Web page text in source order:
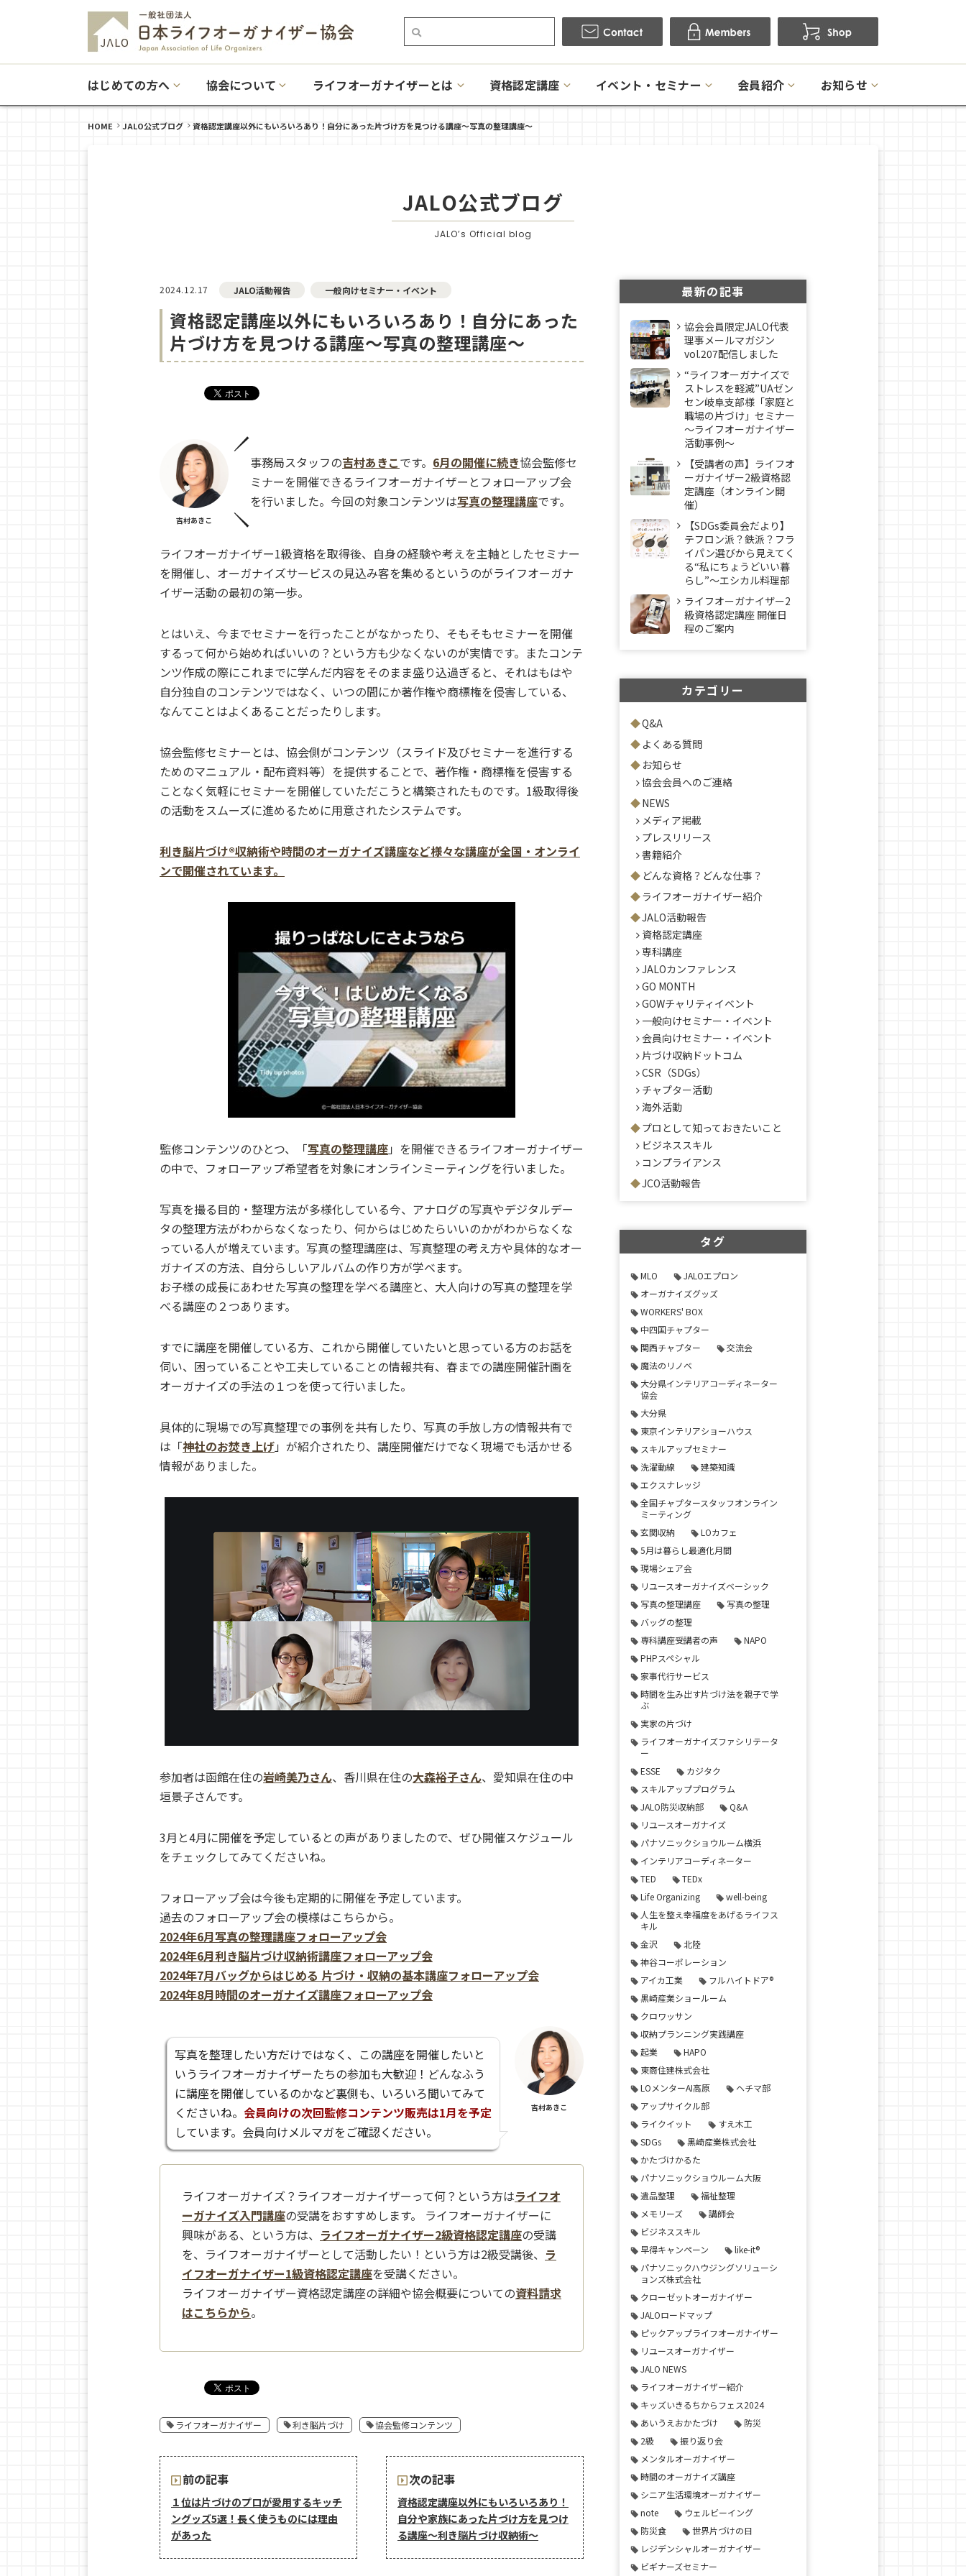
はじめての方へ 協会について ライフオーガナイザーとは 資格認定講座 イベント・セミナー 会員紹介 お知らせ
HOME JALO公式ブログ 資格認定講座以外にもいろいろあり！自分にあった片づけ方を見つける講座〜写真の整理講座〜
JALO公式ブログ
JALO’s Official blog
2024.12.17 JALO活動報告 一般向けセミナー・イベント
資格認定講座以外にもいろいろあり！自分にあった
片づけ方を見つける講座〜写真の整理講座〜
吉村あきこ
事務局スタッフの吉村あきこです。 6月の開催に続き協会監修セ
ミナーを開催できるライフオーガナイザーとフォローアップ会
を行いました。今回の対象コンテンツは写真の整理講座です。
ライフオーガナイザー1級資格を取得後、自身の経験や考えを主軸としたセミナー
を開催し、オーガナイズサービスの見込み客を集めるというのがライフオーガナ
イザー活動の最初の第一歩。
とはいえ、今までセミナーを行ったことがなかったり、そもそもセミナーを開催
するって何から始めればいいの？という方も少なくないのが実情です。またコンテ
ンツ作成の際にこれまでに学んだ内容をそのまま盛り込過ぎると、それはもはや
自分独自のコンテンツではなく、いつの間にか著作権や商標権を侵害している、
なんてことはよくあることだったりします。
協会監修セミナーとは、協会側がコンテンツ（スライド及びセミナーを進行する
ためのマニュアル・配布資料等）を提供することで、著作権・商標権を侵害する
ことなく気軽にセミナーを開催していただこうと構築されたものです。1級取得後
の活動をスムーズに進めるために用意されたシステムです。
利き脳片づけ®収納術や時間のオーガナイズ講座など様々な講座が全国・オンライ
ンで開催されています。
監修コンテンツのひとつ、「写真の整理講座」を開催できるライフオーガナイザー
の中で、フォローアップ希望者を対象にオンラインミーティングを行いました。
写真を撮る目的・整理方法が多様化している今、アナログの写真やデジタルデー
タの整理方法がわからなくなったり、何からはじめたらいいのかがわからなくな
っている人が増えています。写真の整理講座は、写真整理の考え方や具体的なオー
ガナイズの方法、自分らしいアルバムの作り方が学べます。
お子様の成長にあわせた写真の整理を学べる講座と、大人向けの写真の整理を学
べる講座の２つあります。
すでに講座を開催している方、これから開催していたいと思っている方のお話を
伺い、困っていることや工夫していることの情報共有、春までの講座開催計画を
オーガナイズの手法の１つを使って行いました。
具体的に現場での写真整理での事例を共有したり、写真の手放し方の情報共有で
は「神社のお焚き上げ」が紹介されたり、講座開催だけでなく現場でも活かせる
情報がありました。
参加者は函館在住の岩崎美乃さん、香川県在住の大森裕子さん、愛知県在住の中
垣景子さんです。
3月と4月に開催を予定しているとの声がありましたので、ぜひ開催スケジュール
をチェックしてみてくださいね。
フォローアップ会は今後も定期的に開催を予定しています。
過去のフォローアップ会の模様はこちらから。
2024年6月写真の整理講座フォローアップ会
2024年6月利き脳片づけ収納術講座フォローアップ会
2024年7月バッグからはじめる 片づけ・収納の基本講座フォローアップ会
2024年8月時間のオーガナイズ講座フォローアップ会
写真を整理したい方だけではなく、この講座を開催したいと
いうライフオーガナイザーたちの参加も大歓迎！どんなふう
に講座を開催しているのかなど裏側も、いろいろ聞いてみて
くださいね。 会員向けの次回監修コンテンツ販売は1月を予定
しています。会員向けメルマガをご確認ください。
吉村あきこ
ライフオーガナイズ？ライフオーガナイザーって何？という方はライフオ
ーガナイズ入門講座の受講をおすすめします。 ライフオーガナイザーに
興味がある、という方は、 ライフオーガナイザー2級資格認定講座の受講
を、ライフオーガナイザーとして活動したい！という方は2級受講後、 ラ
イフオーガナイザー1級資格認定講座を受講ください。
ライフオーガナイザー資格認定講座の詳細や協会概要についての資料請求
はこちらから。
ライフオーガナイザー 利き脳片づけ 協会監修コンテンツ
前の記事
１位は片づけのプロが愛用するキッチ
ングッズ5選！長く使うものには理由
があった
次の記事
資格認定講座以外にもいろいろあり！
自分や家族にあった片づけ方を見つけ
る講座〜利き脳片づけ収納術〜
最新の記事
協会会員限定JALO代表
理事メールマガジン
vol.207配信しました
“ライフオーガナイズで
ストレスを軽減”UAゼン
セン岐阜支部様「家庭と
職場の片づけ」セミナー
～ライフオーガナイザー
活動事例〜
【受講者の声】ライフオ
ーガナイザー2級資格認
定講座（オンライン開
催）
【SDGs委員会だより】
テフロン派？鉄派？フラ
イパン選びから見えてく
る“私にちょうどいい暮
らし”～エシカル料理部
ライフオーガナイザー2
級資格認定講座 開催日
程のご案内
カテゴリー
Q&A
よくある質問
お知らせ
協会会員へのご連絡
NEWS
メディア掲載
プレスリリース
書籍紹介
どんな資格？どんな仕事？
ライフオーガナイザー紹介
JALO活動報告
資格認定講座
専科講座
JALOカンファレンス
GO MONTH
GOWチャリティイベント
一般向けセミナー・イベント
会員向けセミナー・イベント
片づけ収納ドットコム
CSR（SDGs）
チャプター活動
海外活動
プロとして知っておきたいこと
ビジネススキル
コンプライアンス
JCO活動報告
タグ
MLO
JALOエプロン
オーガナイズグッズ
WORKERS' BOX
中四国チャプター
関西チャプター
交流会
魔法のリノベ
大分県インテリアコーディネーター
協会
大分県
東京インテリアショーハウス
スキルアップセミナー
洗濯動線
建築知識
エクスナレッジ
全国チャプタースタッフオンライン
ミーティング
玄関収納
LOカフェ
5月は暮らし最適化月間
現場シェア会
リユースオーガナイズベーシック
写真の整理講座
写真の整理
バッグの整理
専科講座受講者の声
NAPO
PHPスペシャル
家事代行サービス
時間を生み出す片づけ法を親子で学
ぶ
実家の片づけ
ライフオーガナイズファシリテータ
ー
ESSE
カジタク
スキルアッププログラム
JALO防災収納部
Q&A
リユースオーガナイズ
パナソニックショウルーム横浜
インテリアコーディネーター
TED
TEDx
Life Organizing
well-being
人生を整え幸福度をあげるライフス
キル
金沢
北陸
神谷コーポレーション
アイカ工業
フルハイトドア®
黒崎産業ショールーム
クロワッサン
収納プランニング実践講座
起業
HAPO
東商住建株式会社
LOメンターAI高原
ヘチマ部
アップサイクル部
ライクイット
すえ木工
SDGs
黒崎産業株式会社
かたづけかるた
パナソニックショウルーム大阪
遺品整理
福祉整理
メモリーズ
講師会
ビジネススキル
早得キャンペーン
like-it®
パナソニックハウジングソリューシ
ョンズ株式会社
クローゼットオーガナイザー
JALOロードマップ
ピックアップライフオーガナイザー
リユースオーガナイザー
JALO NEWS
ライフオーガナイザー紹介
キッズいきるちからフェス2024
あいうえおかたづけ
防災
2級
振り返り会
メンタルオーガナイザー
時間のオーガナイズ講座
シニア生活環境オーガナイザー
note
ウェルビーイング
防災食
世界片づけの日
レジデンシャルオーガナイザー
ビギナーズセミナー